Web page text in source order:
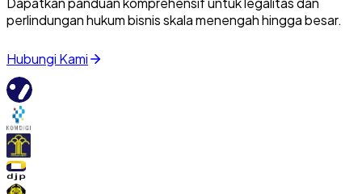
perlindungan hukum bisnis skala menengah hingga besar.
Hubungi Kami